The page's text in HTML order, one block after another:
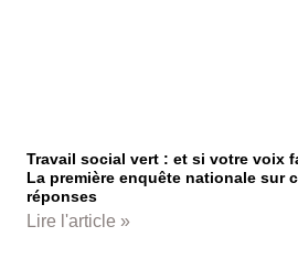
Travail social vert : et si votre voix
La première enquête nationale sur
réponses
Lire l'article »